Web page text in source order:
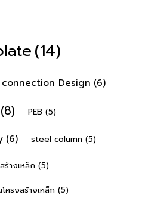
(14)
connection Design (6)
(8) PEB (5)
(6) steel column (5)
ร้างเหล็ก (5)
โครงสร้างเหล็ก (5)